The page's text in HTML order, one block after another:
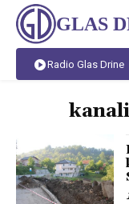
GLAS
Radio Glas Drine